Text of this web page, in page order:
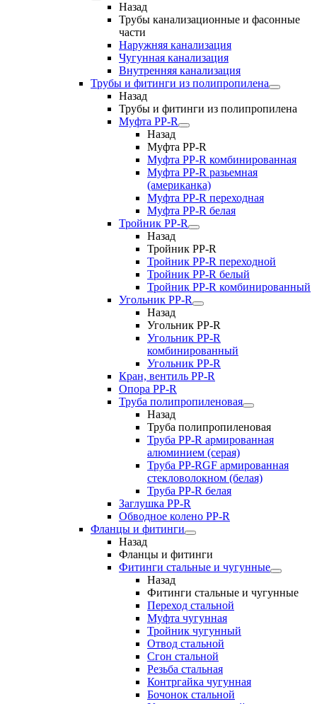
Назад
Трубы канализационные и фасонные
части
Наружняя канализация
Чугунная канализация
Внутренняя канализация
Трубы и фитинги из полипропилена
Назад
Трубы и фитинги из полипропилена
Муфта PP-R
Назад
Муфта PP-R
Муфта РР-R комбинированная
Муфта РР-R разьемная
(американка)
Муфта РР-R переходная
Муфта РР-R белая
Тройник PP-R
Назад
Тройник PP-R
Тройник РР-R переходной
Тройник РР-R белый
Тройник РР-R комбинированный
Угольник PP-R
Назад
Угольник PP-R
Угольник РР-R
комбинированный
Угольник РР-R
Кран, вентиль PP-R
Опора PP-R
Труба полипропиленовая
Назад
Труба полипропиленовая
Труба PP-R армированная
алюминием (серая)
Труба PP-RGF армированная
стекловолокном (белая)
Труба РР-R белая
Заглушка PP-R
Обводное колено PP-R
Фланцы и фитинги
Назад
Фланцы и фитинги
Фитинги стальные и чугунные
Назад
Фитинги стальные и чугунные
Переход стальной
Муфта чугунная
Тройник чугунный
Отвод стальной
Сгон стальной
Резьба стальная
Контргайка чугунная
Бочонок стальной